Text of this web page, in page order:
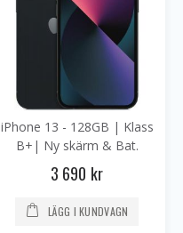
iPhone 13 - 128GB | Klass
B+| Ny skärm & Bat.
3 690 kr
LÄGG I KUNDVAGN